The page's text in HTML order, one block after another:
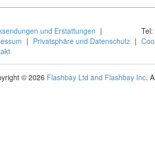
Tel:
und Erstattungen |
| Privatsphäre und Datenschutz |
© 2026 Flashbay Ltd and Flashbay Inc.